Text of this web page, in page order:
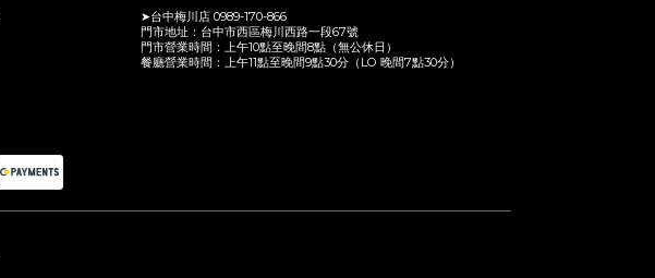
➤台中梅川店 0989-170-866
門市地址：台中市西區梅川西路一段67號
門市營業時間：上午10點至晚間8點（無公休日）
餐廳營業時間：上午11點至晚間9點30分（LO 晚間7點30分）